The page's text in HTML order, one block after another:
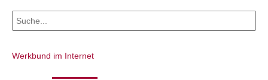
Werkbund im Internet